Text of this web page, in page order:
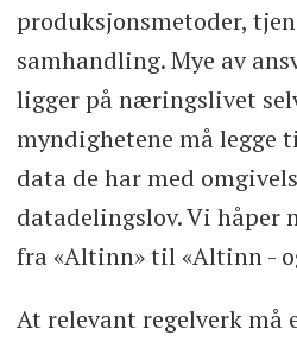
produksjonsmetoder,
samhandling. Mye av
ligger på næringslivet
myndighetene må legge
data de har med
datadelingslov. Vi håper
fra «Altinn» til «Altinn -
At relevant regelverk må